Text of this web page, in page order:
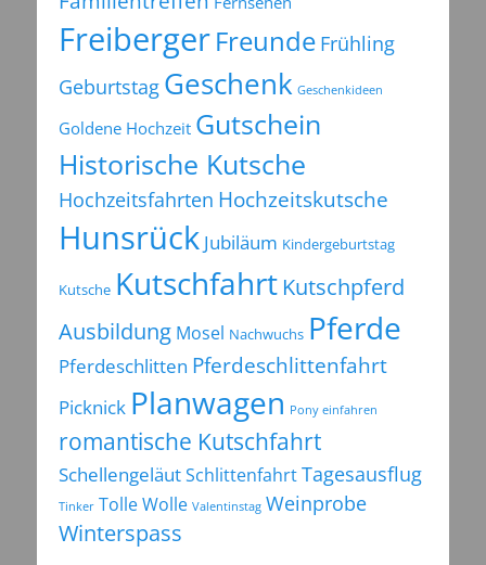
FreibergerFreunde Frühling
Geburtstag Geschenk Geschenkideen
Goldene Hochzeit Gutschein
Historische Kutsche
Hochzeitsfahrten Hochzeitskutsche
Hunsrück Jubiläum Kindergeburtstag
Kutsche Kutschfahrt Kutschpferd
Ausbildung Mosel Nachwuchs Pferde
Pferdeschlitten Pferdeschlittenfahrt
Picknick Planwagen Pony einfahren
romantische Kutschfahrt
SchellengeläutSchlittenfahrtTagesausflug
Tinker Tolle Wolle Valentinstag Weinprobe
Winterspass